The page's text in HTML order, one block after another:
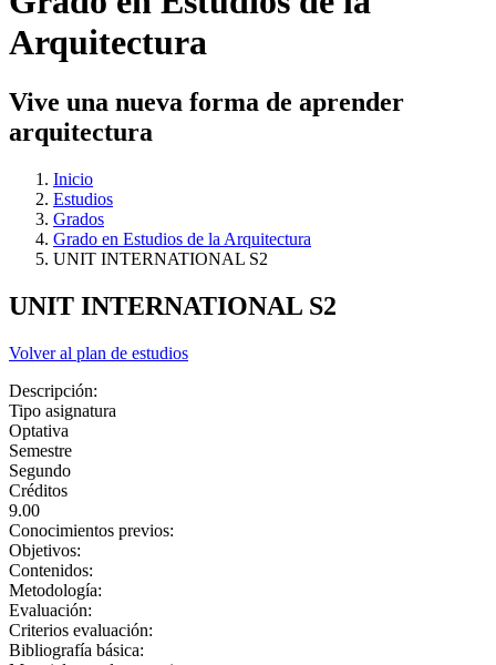
Arquitectura
Vive una nueva forma de aprender
arquitectura
Inicio
Estudios
Grados
Grado en Estudios de la Arquitectura
UNIT INTERNATIONAL S2
UNIT INTERNATIONAL S2
Volver al plan de estudios
Descripción:
Tipo asignatura
Optativa
Semestre
Segundo
Créditos
9.00
Conocimientos previos:
Objetivos:
Contenidos:
Metodología:
Evaluación:
Criterios evaluación:
Bibliografía básica: